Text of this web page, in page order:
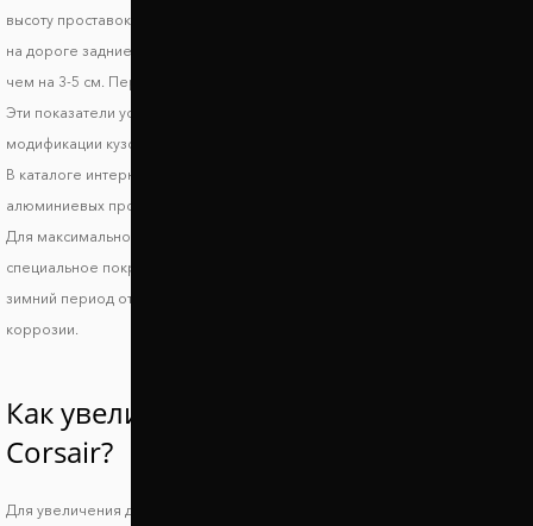
высоту проставок. Для сохранения маневренности и устойчивости авто
на дороге задние проставки должны поднимать автомобиль не более,
чем на 3-5 см. Передние проставки лучше использовать высотой до 2 см.
Эти показатели условные и могут отличаться в зависимости от
модификации кузова.
В каталоге интернет магазина Автопроставка вы найдете комплекты
алюминиевых проставок на переднюю и заднюю ось Линкольн Cорсаир.
Для максимальной защиты на проставки Линкольн Cорсаир наносится
специальное покрытие из полимера. Оно защищает автопроставки в
зимний период от воздействия дорожной химии, а также от процессов
коррозии.
Как увеличить клиренс Lincoln
Corsair?
Для увеличения дорожного просвета и сохранения устойчивости